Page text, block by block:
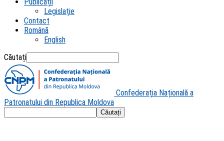
Legislație
Contact
Română
English
Căutați
Confederația Națională a
Patronatului din Republica Moldova